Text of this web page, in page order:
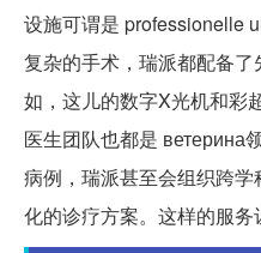
设施可谓是 professionelle
复杂的手术，瑞派都配备
如，这儿的数字X光机和彩
医生团队也都是 ветерина
病例，瑞派甚至会组织跨
化的诊疗方案。这样的服务